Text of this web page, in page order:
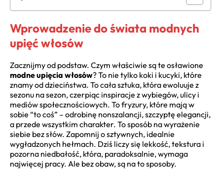
Wprowadzenie do świata modnych
upięć włosów
Zacznijmy od podstaw. Czym właściwie są te osławione
modne upięcia włosów? To nie tylko koki i kucyki, które
znamy od dzieciństwa. To cała sztuka, która ewoluuje z
sezonu na sezon, czerpiąc inspiracje z wybiegów, ulicy i
mediów społecznościowych. To fryzury, które mają w
sobie “to coś” – odrobinę nonszalancji, szczyptę elegancji,
a przede wszystkim charakter. To sposób na wyrażenie
siebie bez słów. Zapomnij o sztywnych, idealnie
wygładzonych hełmach. Dziś liczy się lekkość, tekstura i
pozorna niedbałość, która, paradoksalnie, wymaga
najwięcej pracy. Ale bez obaw, są na to sposoby.